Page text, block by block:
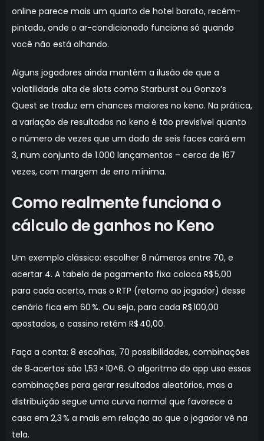
online parece mais um quarto de hotel barato, recém-
pintado, onde o ar-condicionado funciona só quando
você não está olhando.
Alguns jogadores ainda mantêm a ilusão de que a
volatilidade alta de slots como Starburst ou Gonzo’s
Quest se traduz em chances maiores no keno. Na prática,
a variação de resultados no keno é tão previsível quanto
o número de vezes que um dado de seis faces cairá em
3, num conjunto de 1.000 lançamentos – cerca de 167
vezes, com margem de erro mínima.
Como realmente funciona o
cálculo de ganhos no Keno
Um exemplo clássico: escolher 8 números entre 70, e
acertar 4. A tabela de pagamento fixa coloca R$ 5,00
para cada acerto, mas o RTP (retorno ao jogador) desse
cenário fica em 60 %. Ou seja, para cada R$ 100,00
apostados, o cassino retém R$ 40,00.
Faça a conta: 8 escolhas, 70 possibilidades, combinações
de 8‑acertos são 1,53 × 10^6. O algoritmo do app usa essas
combinações para gerar resultados aleatórios, mas a
distribuição segue uma curva normal que favorece a
casa em 2,3 % a mais em relação ao que o jogador vê na
tela.